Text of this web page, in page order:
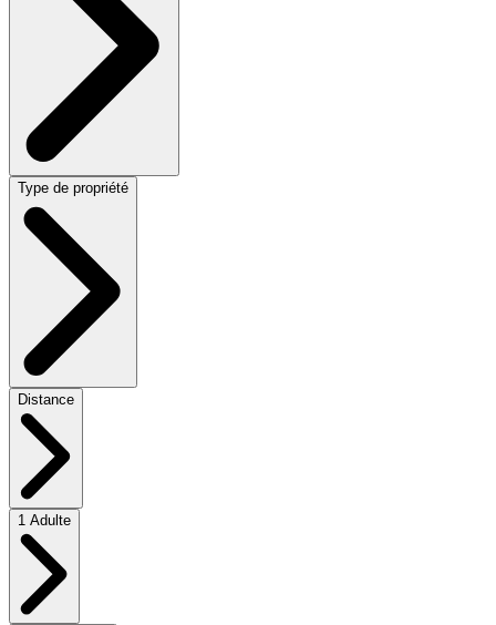
Type de propriété
Distance
1 Adulte